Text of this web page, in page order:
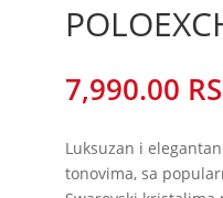
7,990.00
Luksuzan i
tonovima, sa